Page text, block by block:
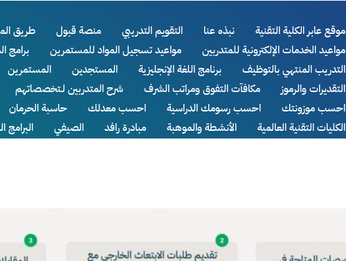
موقع عابر الكلية التقنية نبذه عنا التقويم التدريبي منصة قبول طريق
مواعيد الخدمات الإلكترونية للمتدربين
مواعيد تسجيل المواد للمستمرين برامج
التدريب المنتهي بالتوظيف
برنامج اللغة الإنجليزية المستجدين المستمرين
التقديرات والرموز
مكافآت التفوق ومراتب الشرف شرح المتدربين لـتخصصاتهم
احسب موزونتك
احسب رسومك الدراسية احسب معدلك حاسبة الحرمان
الكليات التقنية العالمية
الأنشطة والموهبة مبادرة رافد الصيفي البرامج